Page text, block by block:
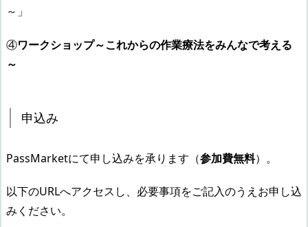
～」
④ワークショップ～これからの作業療法をみんなで考える
～
申込み
PassMarketにて申し込みを承ります（参加費無料）。
以下のURLへアクセスし、必要事項をご記入のうえお申し込
みください。